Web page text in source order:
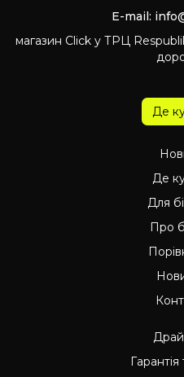
E-mail:
магазин Click у ТРЦ
Де
Де
Для
Про
Гарантія